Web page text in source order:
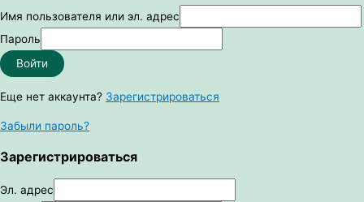
Имя пользователя или эл. адрес
Пароль
Войти
Еще нет аккаунта? Зарегистрироваться
Забыли пароль?
Зарегистрироваться
Эл. адрес